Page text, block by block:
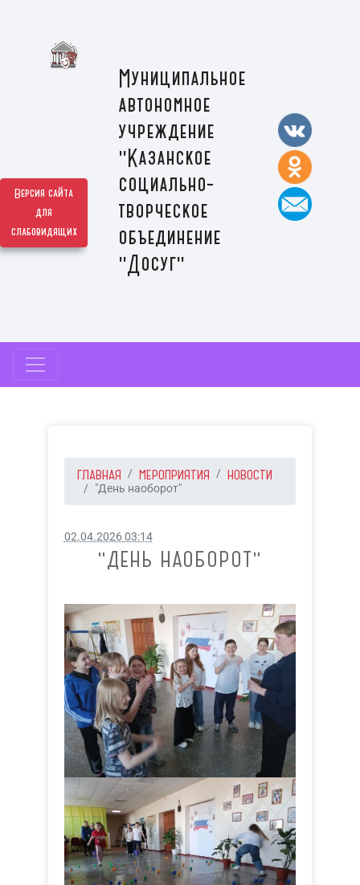
Версия сайта
для
слабовидящих
Муниципальное
автономное
учреждение
"Казанское
социально-
творческое
объединение
"Досуг"
ГЛАВНАЯ МЕРОПРИЯТИЯ НОВОСТИ
"День наоборот"
02.04.2026 03:14
"ДЕНЬ НАОБОРОТ"